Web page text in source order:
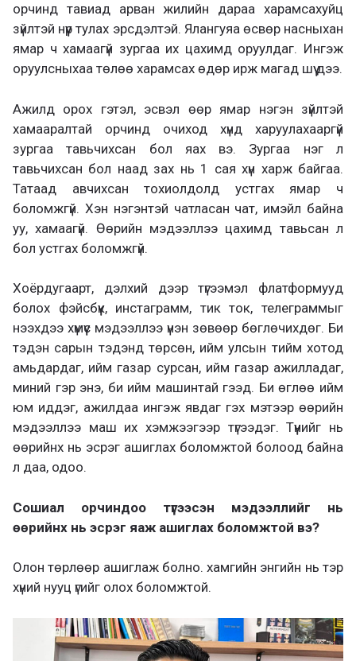
орчинд тавиад арван жилийн дараа харамсахуйц
зүйлтэй нүүр тулах эрсдэлтэй. Ялангуяа өсвөр насныхан
ямар ч хамаагүй зургаа их цахимд оруулдаг. Ингэж
оруулсныхаа төлөө харамсах өдөр ирж магад шүү дээ.
Ажилд орох гэтэл, эсвэл өөр ямар нэгэн зүйлтэй
хамааралтай орчинд очиход хүнд харуулахааргүй
зургаа тавьчихсан бол яах вэ. Зургаа нэг л
тавьчихсан бол наад зах нь 1 сая хүн харж байгаа.
Татаад авчихсан тохиолдолд устгах ямар ч
боломжгүй. Хэн нэгэнтэй чатласан чат, имэйл байна
уу, хамаагүй. Өөрийн мэдээллээ цахимд тавьсан л
бол устгах боломжгүй.
Хоёрдугаарт, дэлхий дээр түгээмэл флатформууд
болох фэйсбүүк, инстаграмм, тик ток, телеграммыг
нээхдээ хүмүүс мэдээллээ үнэн зөвөөр бөглөчихдөг. Би
тэдэн сарын тэдэнд төрсөн, ийм улсын тийм хотод
амьдардаг, ийм газар сурсан, ийм газар ажилладаг,
миний гэр энэ, би ийм машинтай гээд. Би өглөө ийм
юм иддэг, ажилдаа ингэж явдаг гэх мэтээр өөрийн
мэдээллээ маш их хэмжээгээр түгээдэг. Түүнийг нь
өөрийнх нь эсрэг ашиглах боломжтой болоод байна
л даа, одоо.
Сошиал орчиндоо түгээсэн мэдээллийг нь
өөрийнх нь эсрэг яаж ашиглах боломжтой вэ?
Олон төрлөөр ашиглаж болно. хамгийн энгийн нь тэр
хүний нууц үгийг олох боломжтой.